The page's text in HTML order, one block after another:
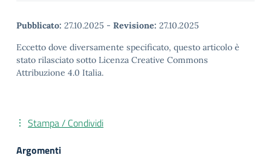
Pubblicato: 27.10.2025 - Revisione: 27.10.2025
Eccetto dove diversamente specificato, questo articolo è
stato rilasciato sotto Licenza Creative Commons
Attribuzione 4.0 Italia.
Stampa / Condividi
Argomenti